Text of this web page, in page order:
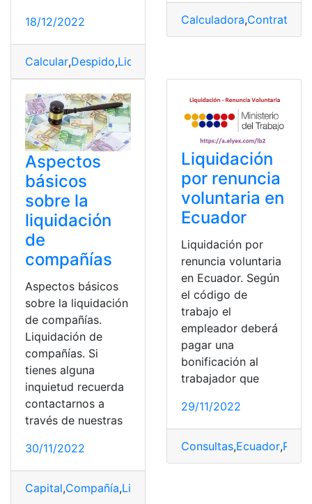
18/12/2022
Calcular,Despido,Liquidación
Calculadora,Contratos
Aspectos
básicos
sobre la
liquidación
de
compañías
Aspectos básicos
sobre la liquidación
de compañías.
Liquidación de
compañías. Si
tienes alguna
inquietud recuerda
contactarnos a
través de nuestras
30/11/2022
Capital,Compañía,Liquidación
Liquidación
por renuncia
voluntaria en
Ecuador
Liquidación por
renuncia voluntaria
en Ecuador. Según
el código de
trabajo el
empleador deberá
pagar una
bonificación al
trabajador que
29/11/2022
Consultas,Ecuador,